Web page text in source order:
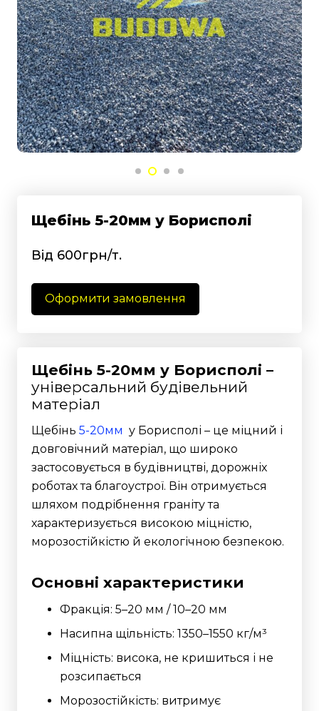
Щебінь 5-20мм у Борисполі
Від 600грн/т.
Оформити замовлення
Щебінь 5-20мм у Борисполі –
універсальний будівельний
матеріал
Щебінь 5-20мм у Борисполі – це міцний і
довговічний матеріал, що широко
застосовується в будівництві, дорожніх
роботах та благоустрої. Він отримується
шляхом подрібнення граніту та
характеризується високою міцністю,
морозостійкістю й екологічною безпекою.
Основні характеристики
Фракція: 5–20 мм / 10–20 мм
Насипна щільність: 1350–1550 кг/м³
Міцність: висока, не кришиться і не
розсипається
Морозостійкість: витримує